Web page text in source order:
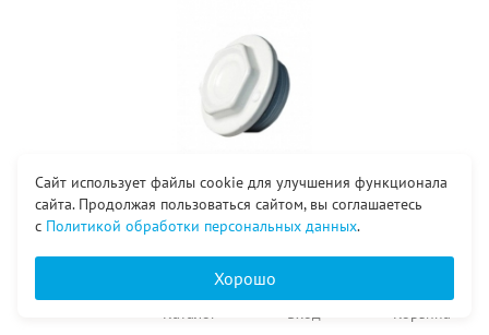
Пробка глухая (правая) для
алюминиевых радиаторов
25 ₽
Сайт использует файлы cookie для улучшения функционала
сайта. Продолжая пользоваться сайтом, вы соглашаетесь
с Политикой обработки персональных данных.
Хорошо